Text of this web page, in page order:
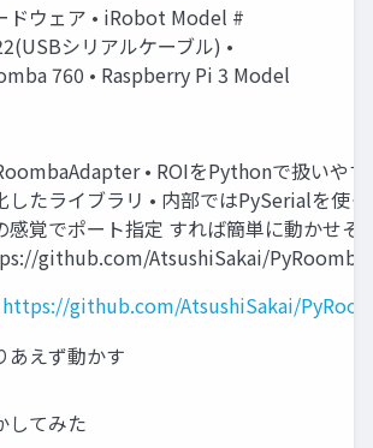
ドウェア • iRobot Model #
シリアルケーブル) •
760 • Raspberry Pi 3 Model
• ROIをPythonで扱いや
したライブラリ • 内部ではPySerialを使
感覚でポート指定 すれば簡単に動かせそ
github.com/AtsushiSakai/
https://github.com/AtsushiSakai/
あえず動かす
してみた